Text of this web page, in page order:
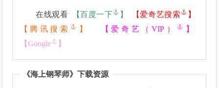
在线观看 【百度一下 】 【 爱奇艺搜索
】
【 腾讯搜索 】 【 爱奇艺（VIP）
】
【Google 】
《海上钢琴师》下载资源